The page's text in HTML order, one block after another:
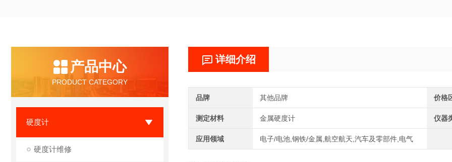
产品中心
PRODUCT CATEGORY
硬度计
硬度计维修
详细介绍
品牌 其他品牌 价格
测定材料 金属硬度计 仪器
应用领域 电子/电池,钢铁/金属,航空航天,汽车及零部件,电气